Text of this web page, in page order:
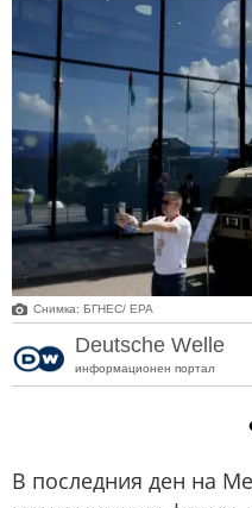
Снимка: БГНЕС/ EPA
Deutsche Welle
информационен портал
В последния ден на